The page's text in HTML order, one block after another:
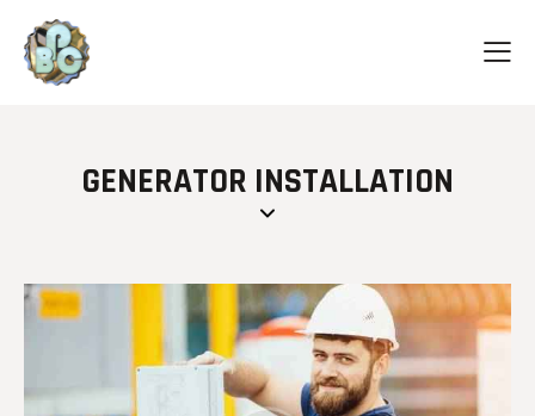
GENERATOR INSTALLATION